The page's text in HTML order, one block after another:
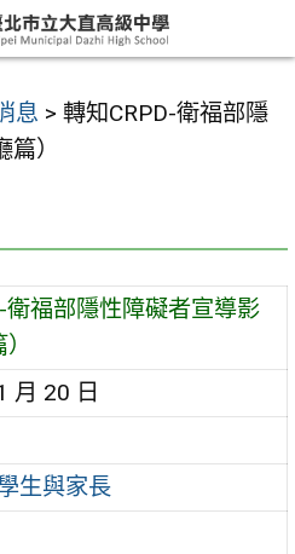
息 > 轉知CRPD-衛福部隱
）
衛福部隱性障礙者宣導影
月 20 日
生與家長